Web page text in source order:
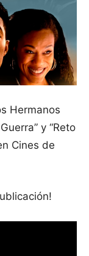
Hermanos
y “Reto
Cines de